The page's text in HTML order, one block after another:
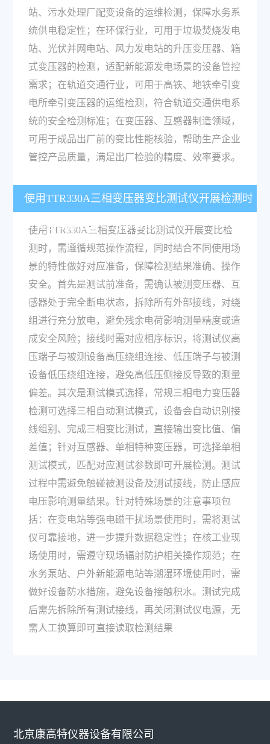
站、污水处理厂配变设备的运维检测，保障水务系
统供电稳定性；在环保行业，可用于垃圾焚烧发电
站、光伏并网电站、风力发电站的升压变压器、箱
式变压器的检测，适配新能源发电场景的设备管控
需求；在轨道交通行业，可用于高铁、地铁牵引变
电所牵引变压器的运维检测，符合轨道交通供电系
统的安全检测标准；在变压器、互感器制造领域，
可用于成品出厂前的变比性能核验，帮助生产企业
管控产品质量，满足出厂检验的精度、效率要求。
使用TTR330A三相变压器变比测试仪开展检测时
有哪些操作要点及注意事项？
使用TTR330A三相变压器变比测试仪开展变比检
测时，需遵循规范操作流程，同时结合不同使用场
景的特性做好对应准备，保障检测结果准确、操作
安全。首先是测试前准备，需确认被测变压器、互
感器处于完全断电状态，拆除所有外部接线，对绕
组进行充分放电，避免残余电荷影响测量精度或造
成安全风险；接线时需对应相序标识，将测试仪高
压端子与被测设备高压绕组连接、低压端子与被测
设备低压绕组连接，避免高低压侧接反导致的测量
偏差。其次是测试模式选择，常规三相电力变压器
检测可选择三相自动测试模式，设备会自动识别接
线组别、完成三相变比测试，直接输出变比值、偏
差值；针对互感器、单相特种变压器，可选择单相
测试模式，匹配对应测试参数即可开展检测。测试
过程中需避免触碰被测设备及测试接线，防止感应
电压影响测量结果。针对特殊场景的注意事项包
括：在变电站等强电磁干扰场景使用时，需将测试
仪可靠接地，进一步提升数据稳定性；在核工业现
场使用时，需遵守现场辐射防护相关操作规范；在
水务泵站、户外新能源电站等潮湿环境使用时，需
做好设备防水措施，避免设备接触积水。测试完成
后需先拆除所有测试接线，再关闭测试仪电源，无
需人工换算即可直接读取检测结果
北京康高特仪器设备有限公司